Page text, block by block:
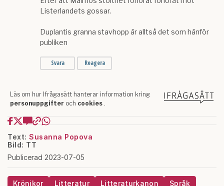
Text: Susanna Popova
Bild: TT
Publicerad 2023-07-05
Krönikor Litteratur Litteraturkanon
Språk